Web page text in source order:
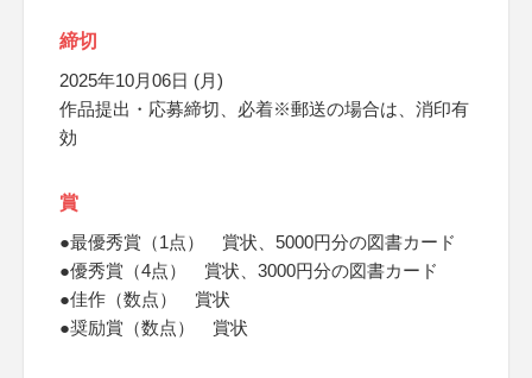
締切
2025年10月06日 (月)
作品提出・応募締切、必着※郵送の場合は、消印有
効
賞
●最優秀賞（1点） 賞状、5000円分の図書カード
●優秀賞（4点） 賞状、3000円分の図書カード
●佳作（数点） 賞状
●奨励賞（数点） 賞状